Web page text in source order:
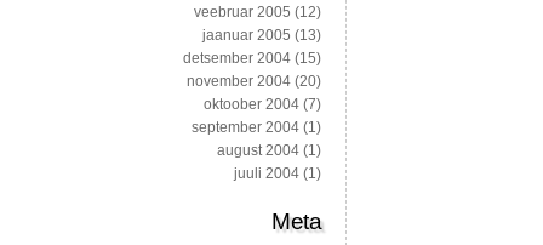
veebruar 2005 (12)
jaanuar 2005 (13)
detsember 2004 (15)
november 2004 (20)
oktoober 2004 (7)
september 2004 (1)
august 2004 (1)
juuli 2004 (1)
Meta